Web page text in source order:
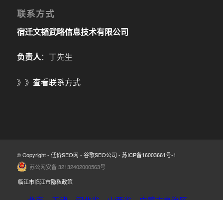
联系方式
宿迁文韬武略信息技术有限公司
负责人：丁先生
》》 查看联系方式
© Copyright - 低价SEO网 - 谷歌SEO公司 - 苏ICP备16003661号-1
苏公网安备 32132402000563号
临江市临江市隐私政策